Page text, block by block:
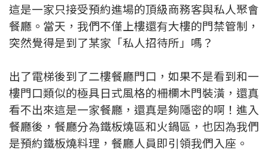
這是一家只接受預約進場的頂級商務客與私人聚會
餐廳。當天，我們不僅上樓還有大樓的門禁管制，
突然覺得是到了某家「私人招待所」嗎？
出了電梯後到了二樓餐廳門口，如果不是看到和一
樓門口類似的極具日式風格的柵欄木門裝潢，還真
看不出來這是一家餐廳，還真是夠隱密的啊！進入
餐廳後，餐廳分為鐵板燒區和火鍋區，也因為我們
是預約鐵板燒料理，餐廳人員即引領我們入座。